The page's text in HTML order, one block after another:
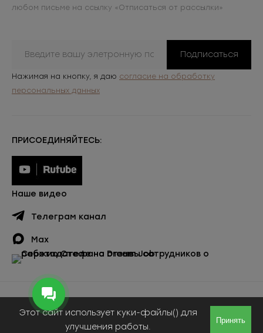
любом письме на ссылку «Отписаться от рассылки»
Подписаться
Нажимая на кнопку, я даю согласие на обработку
персональных данных
ПРИСОЕДИНЯЙТЕСЬ:
Наше видео
Телеграм канал
Max
Публичная оферта
© ООО «Сержио Стефано», 2026
Этот сайт использует куки-файлы() для
улучшения работы.
Принять